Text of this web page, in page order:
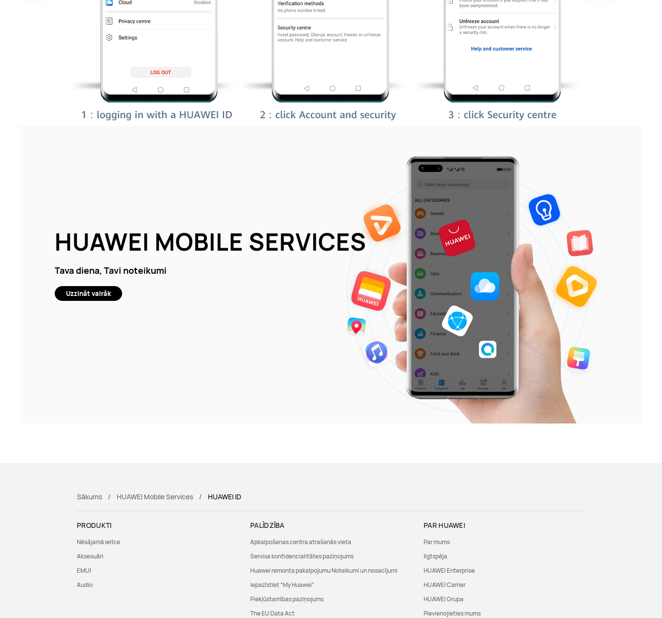
HUAWEI MOBILE SERVICES
Tava diena, Tavi noteikumi
Uzzināt vairāk
Sākums HUAWEI Mobile Services HUAWEI ID
PRODUKTI
Nēsājamā ierīce
Aksesuāri
EMUI
Audio
PALĪDZĪBA
Apkalpošanas centra atrašanās vieta
Servisa konfidencialitātes paziņojums
Huawei remonta pakalpojumu Noteikumi un nosacījumi
Iepazīstiet “My Huawei”
Piekļūstamības paziņojums
The EU Data Act
PAR HUAWEI
Par mums
Ilgtspēja
HUAWEI Enterprise
HUAWEI Carrier
HUAWEI Grupa
Pievienojieties mums